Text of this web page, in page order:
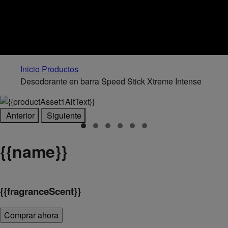
Inicio Productos
Desodorante en barra Speed Stick Xtreme Intense
Anterior Siguiente
{{name}}
{{fragranceScent}}
Comprar ahora